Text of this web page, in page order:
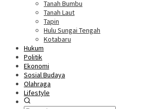
Tanah Bumbu
Tanah Laut
Tapin
Hulu Sungai Tengah
Kotabaru
Hukum
Politik
Ekonomi
Sosial Budaya
Olahraga
Lifestyle